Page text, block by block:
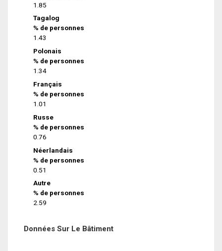
1.85
Tagalog
% de personnes
1.43
Polonais
% de personnes
1.34
Français
% de personnes
1.01
Russe
% de personnes
0.76
Néerlandais
% de personnes
0.51
Autre
% de personnes
2.59
Données Sur Le Bâtiment